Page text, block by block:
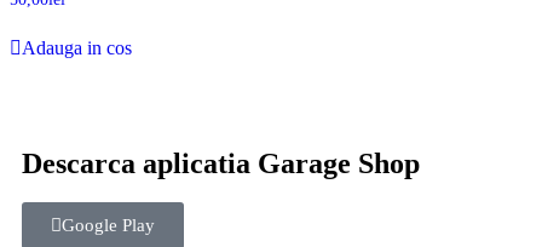
Adauga in cos
Descarca aplicatia Garage Shop
Google Play